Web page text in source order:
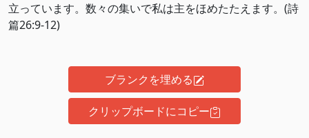
立っています。数々の集いで私は主をほめたたえます。(詩
篇26:9-12)
ブランクを埋める
クリップボードにコピー